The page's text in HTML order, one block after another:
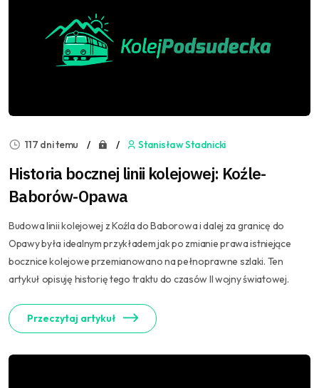
117 dni temu Stanisław Stadnicki
Historia bocznej linii kolejowej: Koźle-
Baborów-Opawa
Budowa linii kolejowej z Koźla do Baborowa i dalej za granicę do
Opawy była idealnym przykładem jak po zmianie prawa istniejące
bocznice kolejowe przemianowano na pełnoprawne szlaki. Ten
artykuł opisuję historię tego traktu do czasów II wojny światowej.
Przeczytaj artykuł